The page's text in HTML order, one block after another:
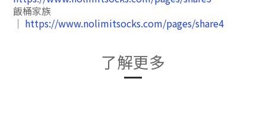
飯桶家族
｜ https://www.nolimitsocks.com/pages/share4
了解更多